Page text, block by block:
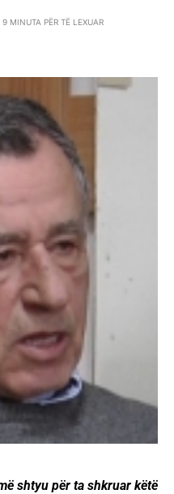
9 MINUTA PËR TË LEXUAR
shtyu për ta shkruar këtë